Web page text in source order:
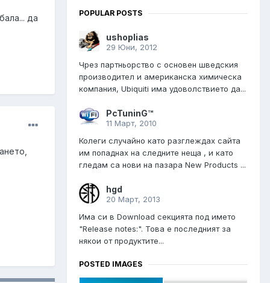
да POPULAR POSTS
ushoplias
29 Юни, 2012
Чрез партньорство с основен шведския
производител и американска химическа
компания, Ubiquiti има удоволствието да...
PcTuninG™
11 Март, 2010
Колеги случайно като разглеждах сайта
им попаднах на следните неща , и като
гледам са нови на пазара New Products ...
hgd
20 Март, 2013
Има си в Download секцията под името
"Release notes:". Това е последният за
някои от продуктите...
POSTED IMAGES